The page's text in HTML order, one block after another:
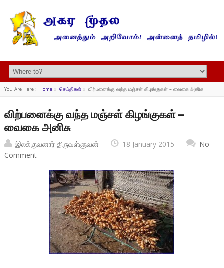
You Are Here : Home» செய்திகள்» விற்பனைக்கு வந்த மஞ்சள் கிழங்குகள் – வைகை அனிசு
விற்பனைக்கு வந்த மஞ்சள் கிழங்குகள் –
வைகை அனிசு
இலக்குவனார் திருவள்ளுவன் 18 January 2015
No
Comment